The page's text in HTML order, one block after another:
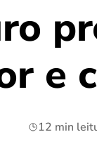
e
12 min